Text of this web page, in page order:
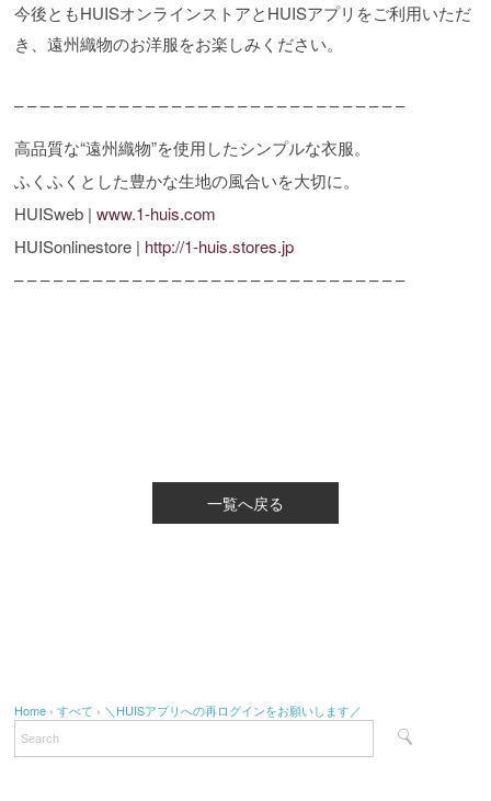
今後ともHUISオンラインストアとHUISアプリをご利用いただ
き、遠州織物のお洋服をお楽しみください。
– – – – – – – – – – – – – – – – – – – – – – – – – – – – – –
高品質な“遠州織物”を使用したシンプルな衣服。
ふくふくとした豊かな生地の風合いを大切に。
HUISweb |www.1-huis.com
HUISonlinestore | http://1-huis.stores.jp
– – – – – – – – – – – – – – – – – – – – – – – – – – – – – –
一覧へ戻る
Home ›すべて › ＼HUISアプリへの再ログインをお願いします／